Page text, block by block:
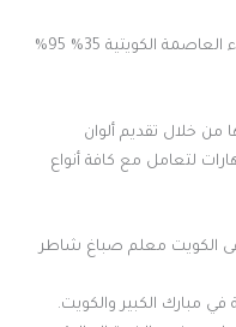
المنطقة نسبة الطلب معدل رضا العملاء العاصمة الكويتية 35% 95%
من خلال تقديم ألوان
لتعامل مع كافة أنواع
الكويت معلم صباغ شاطر
مبارك الكبير والكويت.